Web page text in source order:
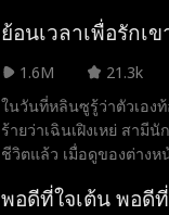
พ่อ เธอกลับบังเอิญเข้าไป
อันธพาลประจำโรงเรีย
แท้จริงแล้วเขาคือคุณช
บาดแผลจากครอบครัวตั
เป็นเพื่อนร่วมโต๊ะโดยไ
กลายเป็นการมองทะลุห
ย้อนเวลาเพื่อรักเ
1.6M
21.3k
ในวันที่หลินซูรู้ว่าตัวเอง
ร้ายว่าเฉินเฝิงเหย่ สามีนั
ชีวิตแล้ว เมื่อดูของต่างห
น้ำตาของเธอได้พาเธอย้
พอดีที่ใจเต้น พอดี